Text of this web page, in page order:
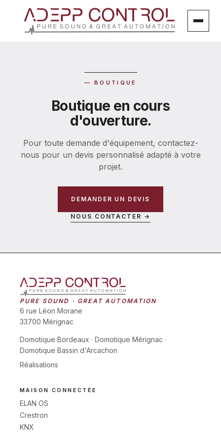
contenu
— BOUTIQUE
Boutique en cours
d'ouverture.
Pour toute demande d'équipement, contactez-
nous pour un devis personnalisé adapté à votre
projet.
DEMANDER UN DEVIS
NOUS CONTACTER →
PURE SOUND · GREAT AUTOMATION
6 rue Léon Morane
33700 Mérignac
Domotique Bordeaux · Domotique Mérignac ·
Domotique Bassin d'Arcachon
Réalisations
MAISON CONNECTÉE
ELAN OS
Crestron
KNX